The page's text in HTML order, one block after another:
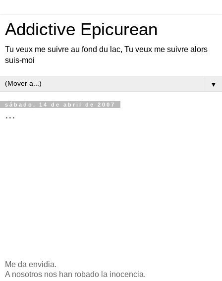
Addictive Epicurean
Tu veux me suivre au fond du lac, Tu veux me suivre alors
suis-moi
▼
sábado, 14 de abril de 2007
...
Me da envidia.
A nosotros nos han robado la inocencia.